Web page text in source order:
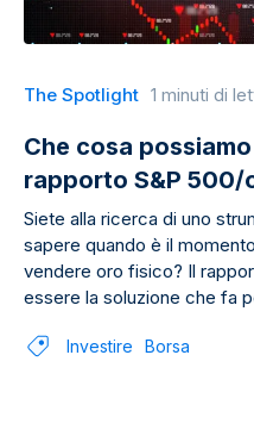
The Spotlight 1 minuti di
Che cosa
rapporto S&P 500/
Siete alla ricerca di uno
sapere quando è il
vendere oro fisico? Il
essere la soluzione che fa
Investire Borsa